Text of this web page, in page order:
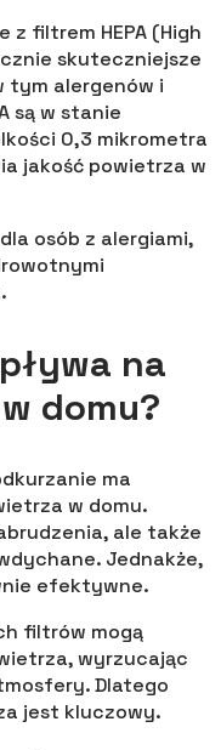
z filtrem HEPA (High
skuteczniejsze
tym alergenów i
są w stanie
0,3 mikrometra
jakość powietrza w
osób z alergiami,
na
domu?
ma
w domu.
ale także
Jednakże,
efektywne.
filtrów mogą
wyrzucając
Dlatego
jest kluczowy.